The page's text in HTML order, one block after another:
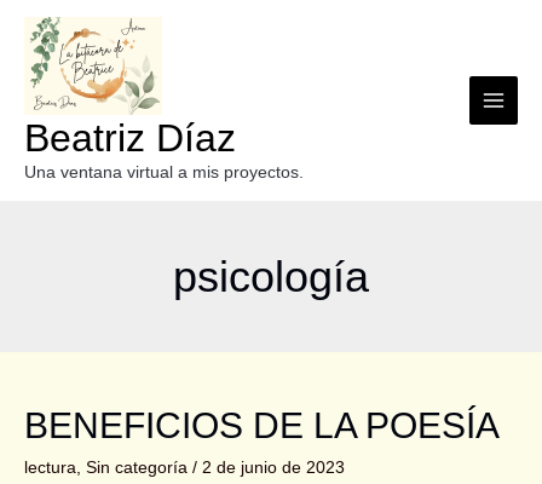
Beatriz Díaz
Una ventana virtual a mis proyectos.
psicología
BENEFICIOS DE LA POESÍA
lectura, Sin categoría / 2 de junio de 2023